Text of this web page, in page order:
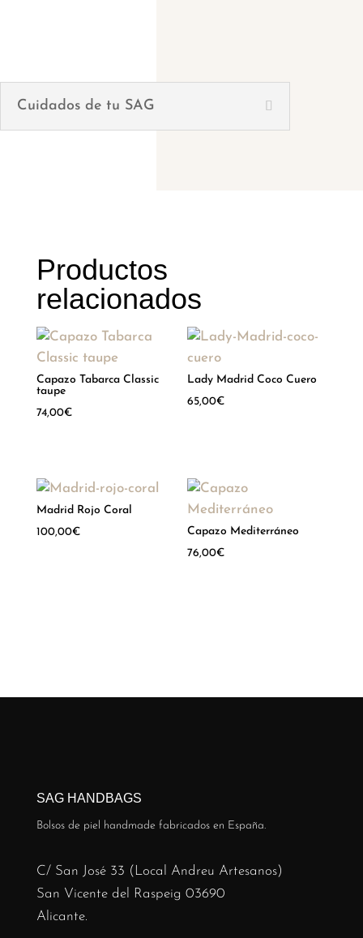
Cuidados de tu SAG
Productos
relacionados
Capazo Tabarca Classic
taupe
74,00€
Lady Madrid Coco Cuero
65,00€
Madrid Rojo Coral
100,00€
Capazo Mediterráneo
76,00€
SAG HANDBAGS
Bolsos de piel handmade fabricados en España.
C/ San José 33 (Local Andreu Artesanos)
San Vicente del Raspeig 03690
Alicante.